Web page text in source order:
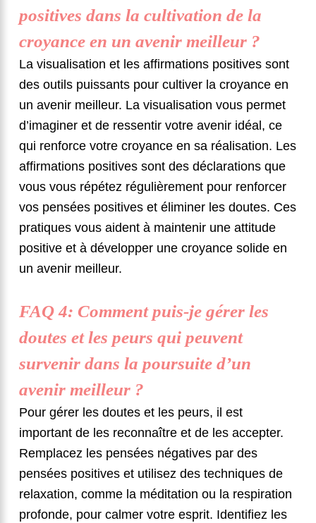
positives dans la cultivation de la
croyance en un avenir meilleur ?
La visualisation et les affirmations positives sont
des outils puissants pour cultiver la croyance en
un avenir meilleur. La visualisation vous permet
d’imaginer et de ressentir votre avenir idéal, ce
qui renforce votre croyance en sa réalisation. Les
affirmations positives sont des déclarations que
vous vous répétez régulièrement pour renforcer
vos pensées positives et éliminer les doutes. Ces
pratiques vous aident à maintenir une attitude
positive et à développer une croyance solide en
un avenir meilleur.
FAQ 4: Comment puis-je gérer les
doutes et les peurs qui peuvent
survenir dans la poursuite d’un
avenir meilleur ?
Pour gérer les doutes et les peurs, il est
important de les reconnaître et de les accepter.
Remplacez les pensées négatives par des
pensées positives et utilisez des techniques de
relaxation, comme la méditation ou la respiration
profonde, pour calmer votre esprit. Identifiez les